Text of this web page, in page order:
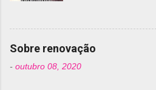
de abril –,
comprado 15% das
com isso, um lugar
foi esclarecida de
Daniele Audetto,
Sobre renovação
- outubro 08, 2020